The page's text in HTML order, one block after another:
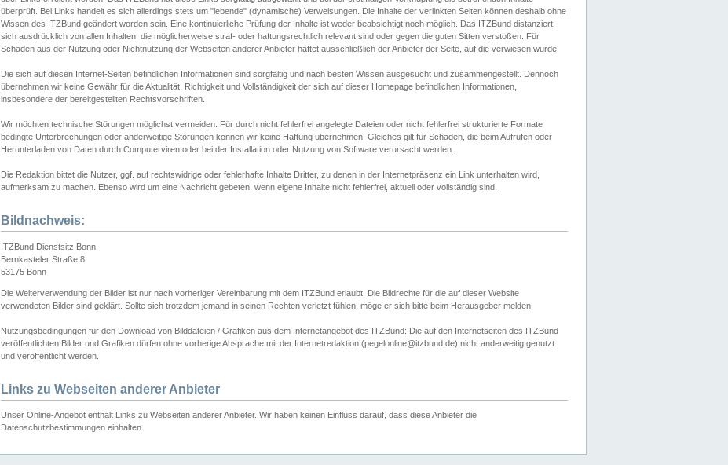
überprüft. Bei Links handelt es sich allerdings stets um "lebende" (dynamische) Verweisungen. Die Inhalte der verlinkten Seiten können deshalb ohne
Wissen des ITZBund geändert worden sein. Eine kontinuierliche Prüfung der Inhalte ist weder beabsichtigt noch möglich. Das ITZBund distanziert
sich ausdrücklich von allen Inhalten, die möglicherweise straf- oder haftungsrechtlich relevant sind oder gegen die guten Sitten verstoßen. Für
Schäden aus der Nutzung oder Nichtnutzung der Webseiten anderer Anbieter haftet ausschließlich der Anbieter der Seite, auf die verwiesen wurde.
Die sich auf diesen Internet-Seiten befindlichen Informationen sind sorgfältig und nach besten Wissen ausgesucht und zusammengestellt. Dennoch
übernehmen wir keine Gewähr für die Aktualität, Richtigkeit und Vollständigkeit der sich auf dieser Homepage befindlichen Informationen,
insbesondere der bereitgestellten Rechtsvorschriften.
Wir möchten technische Störungen möglichst vermeiden. Für durch nicht fehlerfrei angelegte Dateien oder nicht fehlerfrei strukturierte Formate
bedingte Unterbrechungen oder anderweitige Störungen können wir keine Haftung übernehmen. Gleiches gilt für Schäden, die beim Aufrufen oder
Herunterladen von Daten durch Computerviren oder bei der Installation oder Nutzung von Software verursacht werden.
Die Redaktion bittet die Nutzer, ggf. auf rechtswidrige oder fehlerhafte Inhalte Dritter, zu denen in der Internetpräsenz ein Link unterhalten wird,
aufmerksam zu machen. Ebenso wird um eine Nachricht gebeten, wenn eigene Inhalte nicht fehlerfrei, aktuell oder vollständig sind.
Bildnachweis:
ITZBund Dienstsitz Bonn
Bernkasteler Straße 8
53175 Bonn
Die Weiterverwendung der Bilder ist nur nach vorheriger Vereinbarung mit dem ITZBund erlaubt. Die Bildrechte für die auf dieser Website
verwendeten Bilder sind geklärt. Sollte sich trotzdem jemand in seinen Rechten verletzt fühlen, möge er sich bitte beim Herausgeber melden.
Nutzungsbedingungen für den Download von Bilddateien / Grafiken aus dem Internetangebot des ITZBund: Die auf den Internetseiten des ITZBund
veröffentlichten Bilder und Grafiken dürfen ohne vorherige Absprache mit der Internetredaktion (pegelonline@itzbund.de) nicht anderweitig genutzt
und veröffentlicht werden.
Links zu Webseiten anderer Anbieter
Unser Online-Angebot enthält Links zu Webseiten anderer Anbieter. Wir haben keinen Einfluss darauf, dass diese Anbieter die
Datenschutzbestimmungen einhalten.